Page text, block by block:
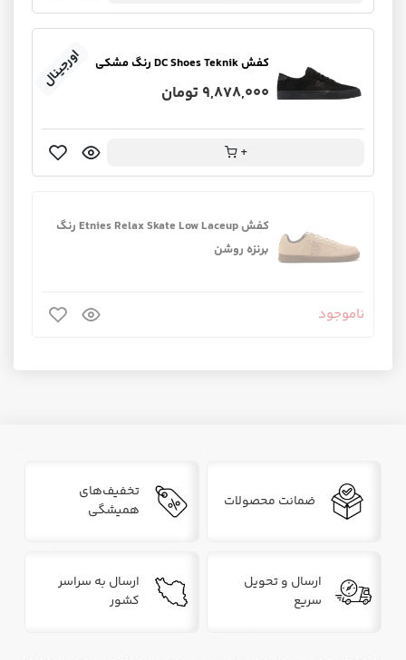
کفش DC Shoes Teknik رنگ مشکی
9,878,000 تومان
+
اورجینال
کفش Etnies Relax Skate Low Laceup رنگ
برنزه روشن
ناموجود
ضمانت محصولات
تخفیف‌های
همیشگی
ارسال و تحویل
سریع
ارسال به سراسر
کشور